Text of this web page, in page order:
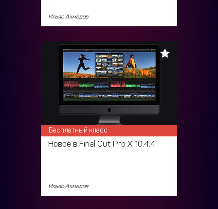
Ильяс Ахмедов
Новое в Final Cut Pro X 10.4.4
Ильяс Ахмедов
Бесплатный класс